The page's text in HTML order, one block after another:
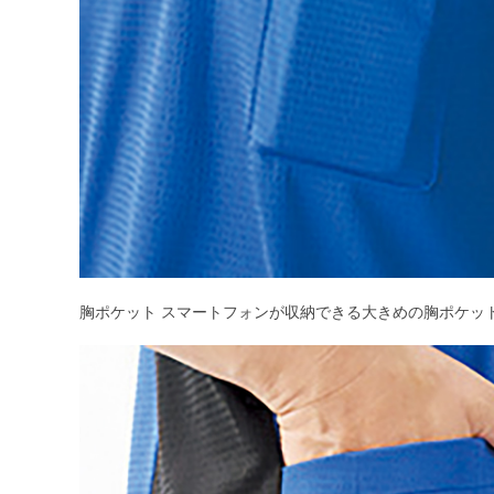
胸ポケット スマートフォンが収納できる大きめの胸ポケッ